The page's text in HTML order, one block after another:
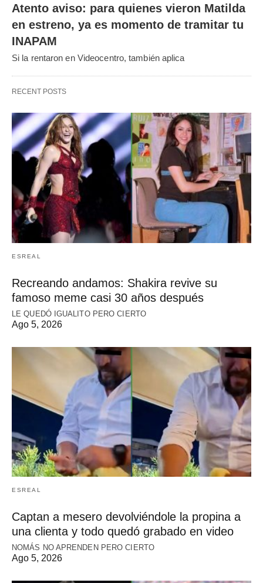
Atento aviso: para quienes vieron Matilda
en estreno, ya es momento de tramitar tu
INAPAM
Si la rentaron en Videocentro, también aplica
RECENT POSTS
ESREAL
Recreando andamos: Shakira revive su
famoso meme casi 30 años después
LE QUEDÓ IGUALITO PERO CIERTO
Ago 5, 2026
ESREAL
Captan a mesero devolviéndole la propina a
una clienta y todo quedó grabado en video
NOMÁS NO APRENDEN PERO CIERTO
Ago 5, 2026